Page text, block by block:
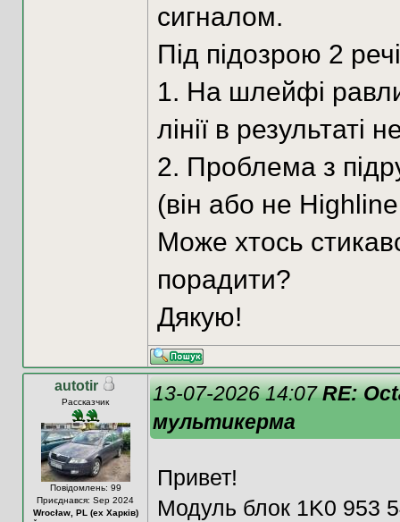
сигналом.
Під підозрою 2
1. На шлейфі
лінії в результаті
2. Проблема з
(він або не
Може хтось
порадити?
Дякую!
autotir
Рассказчик
Повідомлень: 99
Приєднався: Sep 2024
Wrocław, PL (ех Харків)
13-07-2026 14:07RE:
мультикерма
Привет!
Модуль блок 1K0 953